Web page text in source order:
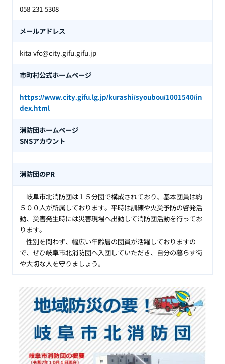
058-231-5308
メールアドレス
kita-vfc@city.gifu.gifu.jp
市町村公式ホームページ
https://www.city.gifu.lg.jp/kurashi/syoubou/1001540/in
dex.html
消防団ホームページ
SNSアカウント
消防団のPR
岐阜市北消防団は１５分団で構成されており、基本団員は約
５００人が所属しております。平時は訓練や火災予防の啓発活
動、災害発生時には災害現場へ出動して消防団活動を行ってお
ります。
性別を問わず、幅広い年齢層の団員が活躍しておりますの
で、ぜひ岐阜市北消防団へ入団していただき、自分の暮らす街
や大切な人を守りましょう。